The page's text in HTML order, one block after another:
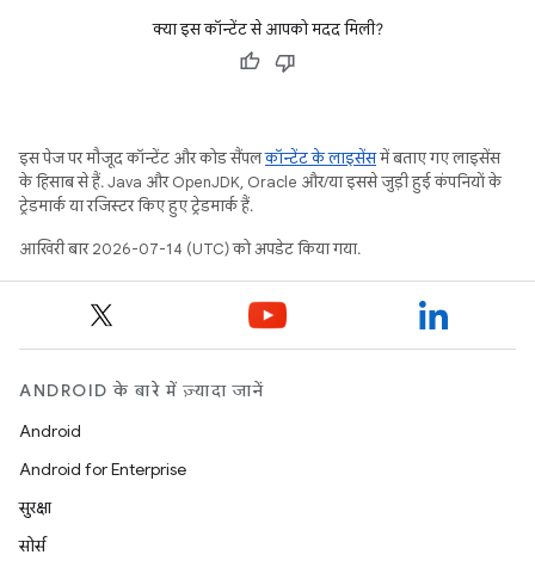
क्या इस कॉन्टेंट से आपको मदद मिली?
इस पेज पर मौजूद कॉन्टेंट और कोड सैंपलकॉन्टेंट के लाइसेंसमें बताए गए लाइसेंस
के हिसाब से हैं. Java और OpenJDK, Oracle और/या इससे जुड़ी हुई कंपनियों के
ट्रेडमार्क या रजिस्टर किए हुए ट्रेडमार्क हैं.
आखिरी बार 2026-07-14 (UTC) को अपडेट किया गया.
ANDROID के बारे में ज़्यादा जानें
Android
Android for Enterprise
सुरक्षा
सोर्स